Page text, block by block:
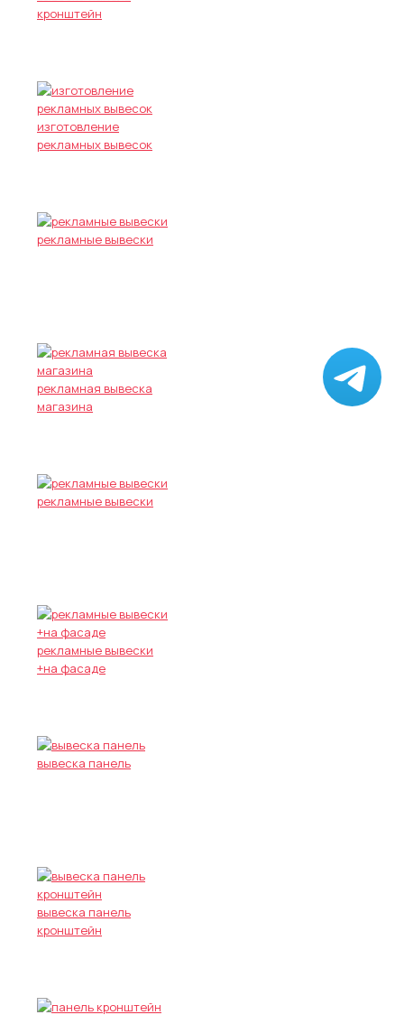
кронштейн
изготовление
рекламных вывесок
рекламные вывески
рекламная вывеска
магазина
рекламные вывески
рекламные вывески
+на фасаде
вывеска панель
вывеска панель
кронштейн